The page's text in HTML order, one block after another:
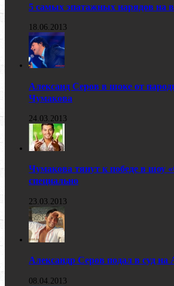
5 самых эпатажных нарядов на
18.06.2013
Александ Серов в шоке от
Чумакова
24.03.2013
Чумакова тянут к победе в шоу
специально
23.03.2013
Александр Серов подал в суд на
08.04.2013